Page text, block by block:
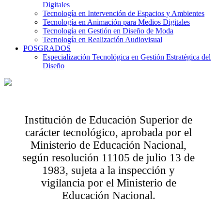
Digitales
Tecnología en Intervención de Espacios y Ambientes
Tecnología en Animación para Medios Digitales
Tecnología en Gestión en Diseño de Moda
Tecnología en Realización Audiovisual
POSGRADOS
Especialización Tecnológica en Gestión Estratégica del
Diseño
Institución de Educación Superior de
carácter tecnológico, aprobada por el
Ministerio de Educación Nacional,
según resolución 11105 de julio 13 de
1983, sujeta a la inspección y
vigilancia por el Ministerio de
Educación Nacional.